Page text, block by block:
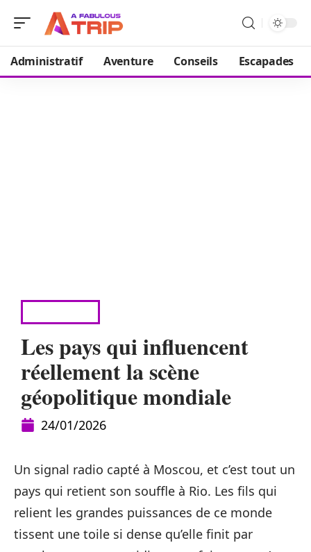
Administratif Aventure Conseils Escapades
Les pays qui influencent
réellement la scène
géopolitique mondiale
24/01/2026
Un signal radio capté à Moscou, et c’est tout un
pays qui retient son souffle à Rio. Les fils qui
relient les grandes puissances de ce monde
tissent une toile si dense qu’elle finit par